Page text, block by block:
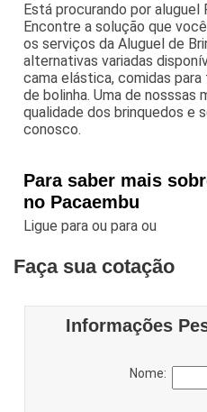
Está procurando por aluguel
Encontre a solução que
os serviços da Aluguel de
alternativas variadas
cama elástica, comidas
de bolinha. Uma de nosssas
qualidade dos brinquedos e
conosco.
Para saber mais
no Pacaembu
Ligue paraou paraou
Faça sua cotação
Informações
Nome: